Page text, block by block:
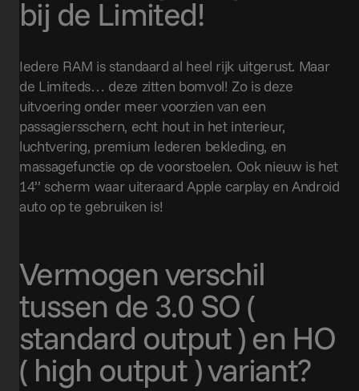
bij de Limited!
Iedere RAM is standaard al heel rijk uitgerust. Maar
de Limiteds… deze zitten bomvol! Zo is deze
uitvoering onder meer voorzien van een
passagiersschern, echt hout in het interieur,
luchtvering, premium lederen bekleding, en
massagefunctie op de voorstoelen. Ook nieuw is het
14’’ scherm waar uiteraard Apple carplay en Android
auto op te gebruiken is!
Vermogen verschil
tussen de 3.0 SO (
standard output ) en HO
( high output ) variant?